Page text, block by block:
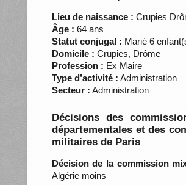
Lieu de naissance : Crupies
Âge : 64 ans
Statut conjugal : Marié 6
Domicile : Crupies, Drôme
Profession : Ex Maire
Type d’activité : Administration
Secteur : Administration
Décisions des
départementales et des
militaires de Paris
Décision de la commission
Algérie moins